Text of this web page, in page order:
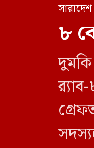
সারাদেশ
৮